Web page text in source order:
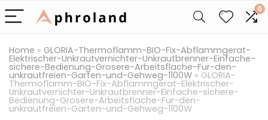
0
Home » GLORIA-Thermoflamm-BIO-Fix-Abflammgerat-
Elektrischer-Unkrautvernichter-Unkrautbrenner-Einfache-
sichere-Bedienung-Grosere-Arbeitsflache-Fur-den-
unkrautfreien-Garten-und-Gehweg-1100W » GLORIA-
Thermoflamm-BIO-Fix-Abflammgerat-Elektrischer-
Unkrautvernichter-Unkrautbrenner-Einfache-sichere-
Bedienung-Grosere-Arbeitsflache-Fur-den-
unkrautfreien-Garten-und-Gehweg-1100W